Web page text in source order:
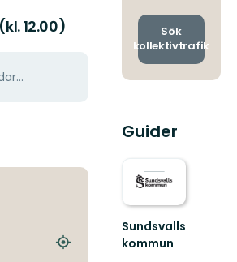
12.00)
Hitta
och
Sök
kollektivtrafik
Guider
Sundsvalls
kommun